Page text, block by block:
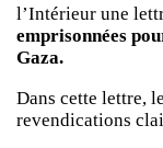
l’Intérieur une
emprisonnées
Gaza.
Dans cette lettre,
revendications